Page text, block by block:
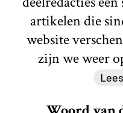
artikelen die
website
zijn we weer